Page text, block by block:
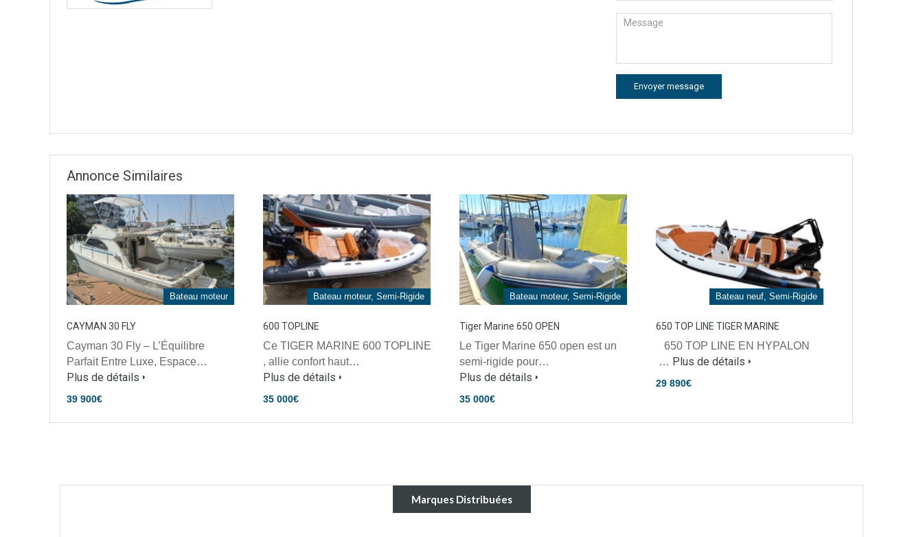
Annonce Similaires
Bateau moteur
CAYMAN 30 FLY
Cayman 30 Fly – L’Équilibre
Parfait Entre Luxe, Espace…
Plus de détails
39 900€
Bateau moteur, Semi-Rigide
600 TOPLINE
Ce TIGER MARINE 600 TOPLINE
, allie confort haut…
Plus de détails
35 000€
Bateau moteur, Semi-Rigide
Tiger Marine 650 OPEN
Le Tiger Marine 650 open est un
semi-rigide pour…
Plus de détails
35 000€
Bateau neuf, Semi-Rigide
650 TOP LINE TIGER MARINE
650 TOP LINE EN HYPALON
… Plus de détails
29 890€
Marques Distribuées